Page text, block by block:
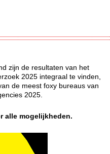
zijn de resultaten van het
2025 integraal te vinden,
de meest foxy bureaus van
2025.
alle mogelijkheden.